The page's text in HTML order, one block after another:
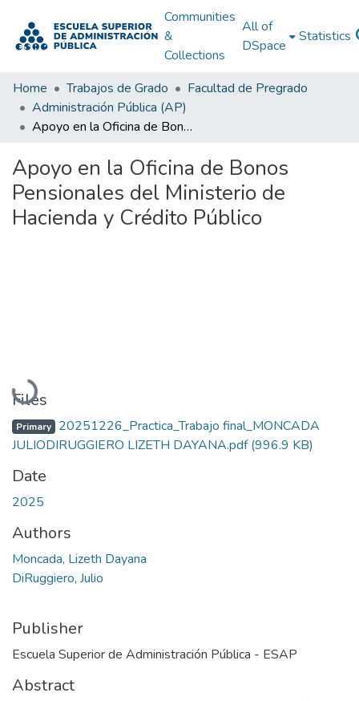
Communities
&
Collections
All of
DSpace
Statistics
Home Trabajos de Grado
Facultad de Pregrado
Administración Pública (AP)
Apoyo en la Oficina de Bonos Pensionales del Ministerio de Hacienda y Crédito Público
Apoyo en la Oficina de Bonos
Pensionales del Ministerio de
Hacienda y Crédito Público
Loading...
Files
Primary 20251226_Practica_Trabajo final_MONCADA
JULIODIRUGGIERO LIZETH DAYANA.pdf(996.9 KB)
Date
2025
Authors
Moncada, Lizeth Dayana
DiRuggiero, Julio
Publisher
Escuela Superior de Administración Pública - ESAP
Abstract